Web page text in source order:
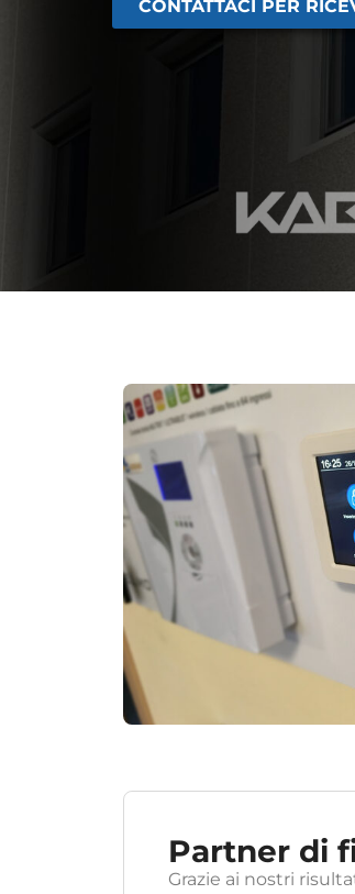
CONTATTACI PER
Partner di
Grazie ai nostri